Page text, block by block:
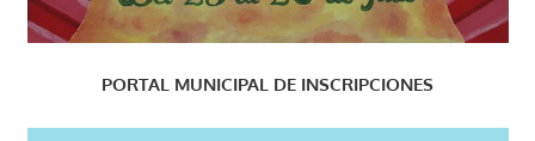
PORTAL MUNICIPAL DE INSCRIPCIONES